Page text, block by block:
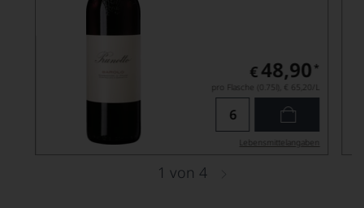
€ 48,90 *
pro Flasche (0.75l), € 65,20 /L
Lebensmittel­angaben
1 von 4